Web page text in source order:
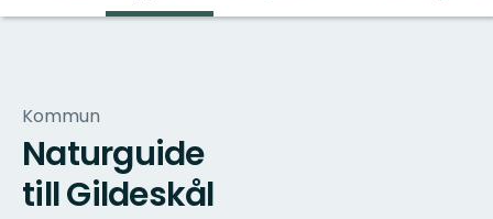
Kommun
Naturguide
till Gildeskål